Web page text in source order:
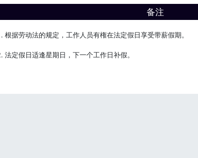
备注
根据劳动法的规定，工作人员有権在法定假日享受带薪假期。
法定假日适逢星期日，下一个工作日补假。